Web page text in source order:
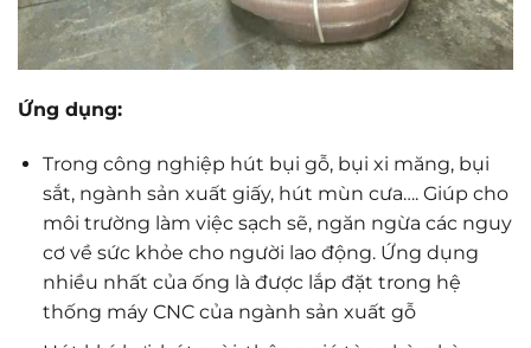
Ứng dụng:
Trong công nghiệp hút bụi gỗ, bụi xi măng, bụi
sắt, ngành sản xuất giấy, hút mùn cưa…. Giúp cho
môi trường làm việc sạch sẽ, ngăn ngừa các nguy
cơ về sức khỏe cho người lao động. Ứng dụng
nhiều nhất của ống là được lắp đặt trong hệ
thống máy CNC của ngành sản xuất gỗ